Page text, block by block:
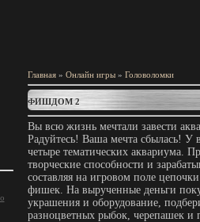
Главная » Онлайн игры » Головоломки
ФИШДОМ 2
Вы всю жизнь мечтали завести
Радуйтесь! Ваша мечта сбылась! У
четыре тематических аквариума.
творческие способности и
составляя на игровом поле
фишек. На вырученные деньги
украшения и оборудование,
разноцветных рыбок, черепашек и